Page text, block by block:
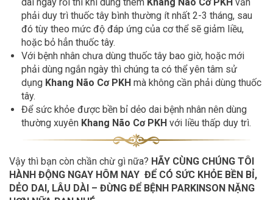
phải duy trì thuốc tây bình thường ít nhất 2-3 tháng, sau
đó tùy theo mức độ đáp ứng của cơ thể sẽ giảm liều,
hoặc bỏ hẳn thuốc tây.
Với bệnh nhân chưa dùng thuốc tây bao giờ, hoặc mới
phải dùng ngắn ngày thì chúng ta có thể yên tâm sử
dụng Khang Não Cơ PKH mà không cần phải dùng thuốc
tây.
Để sức khỏe được bền bỉ dẻo dai bệnh nhân nên dùng
thường xuyên Khang Não Cơ PKH với liều thấp duy trì.
Vậy thì bạn còn chần chừ gì nữa? HÃY CÙNG CHÚNG TÔI
HÀNH ĐỘNG NGAY HÔM NAY ĐỂ CÓ SỨC KHỎE BỀN BỈ,
DẺO DAI, LÂU DÀI – ĐỪNG ĐỂ BỆNH PARKINSON NẶNG